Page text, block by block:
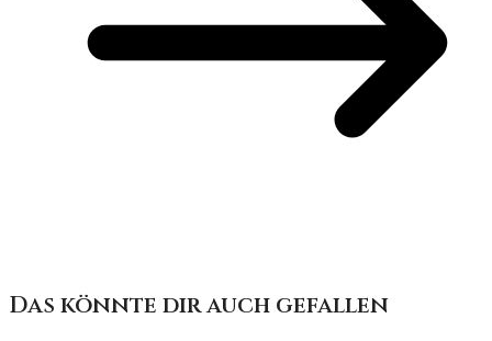
Das könnte dir auch gefallen